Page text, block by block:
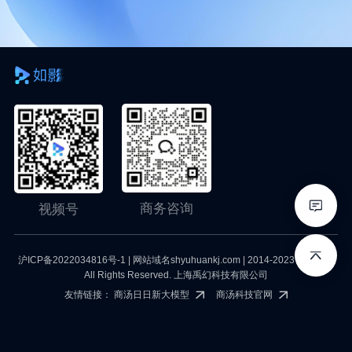
视频号 商务咨询
沪ICP备2022034816号-1 | 网站域名shyuhuankj.com | 2014-2023 YuHuan.
All Rights Reserved. 上海禹幻科技有限公司
友情链接：商汤日日新大模型 商汤科技官网